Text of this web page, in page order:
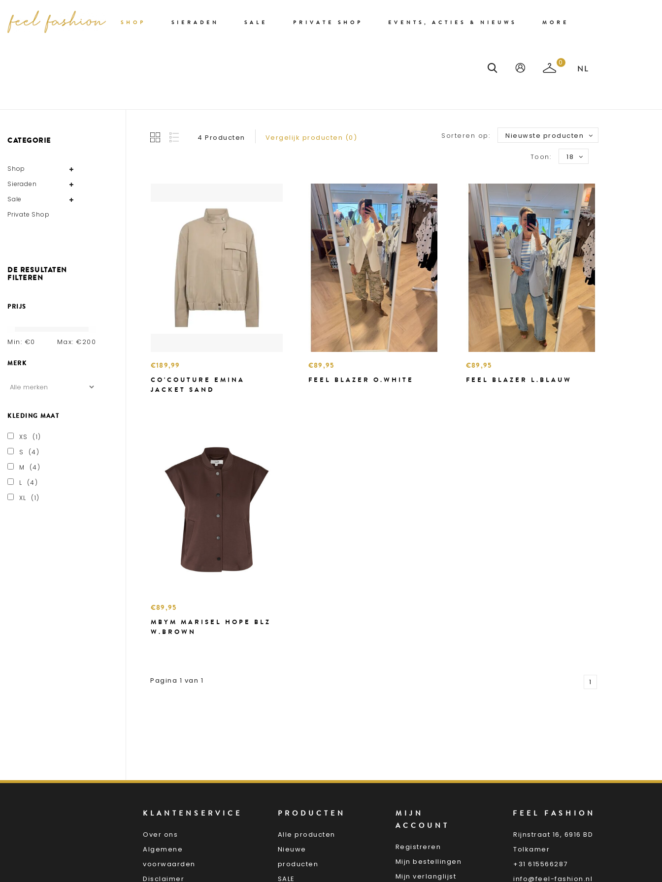
SHOP SIERADEN SALE PRIVATE SHOP EVENTS, ACTIES & NIEUWS MORE
0
CATEGORIE
Shop
Sieraden
Sale
Private Shop
DE RESULTATEN
FILTEREN
PRIJS
Min: €0 Max: €200
MERK
KLEDING MAAT
XS
(1)
S
(4)
M
(4)
L
(4)
XL
(1)
4 Producten Vergelijk producten (0) Sorteren op: Nieuwste producten
Toon: 18
€189,99
CO'COUTURE EMINA
JACKET SAND
€89,95
FEEL BLAZER O.WHITE
€89,95
FEEL BLAZER L.BLAUW
€89,95
MBYM MARISEL HOPE BLZ
W.BROWN
Pagina 1 van 1 1
KLANTENSERVICE
Over ons
Algemene
voorwaarden
Disclaimer
PRODUCTEN
Alle producten
Nieuwe
producten
SALE
MIJN
ACCOUNT
Registreren
Mijn bestellingen
Mijn verlanglijst
FEEL FASHION
Rijnstraat 16, 6916 BD
Tolkamer
+31 615566287
info@feel-fashion.nl